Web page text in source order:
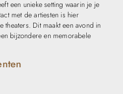
een unieke setting waarin je je
met de artiesten is hier
theaters. Dit maakt een avond in
bijzondere en memorabele